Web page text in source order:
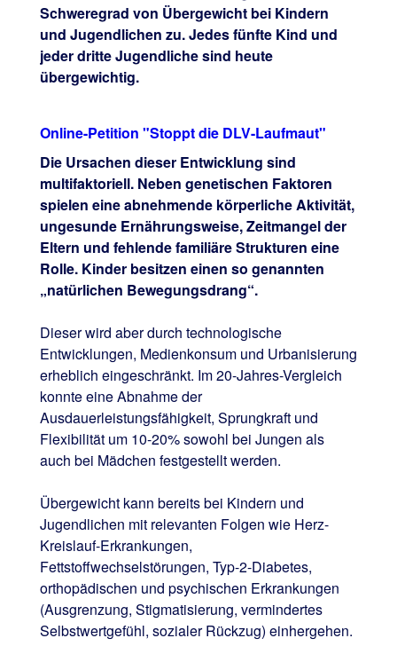
Schweregrad von Übergewicht bei Kindern
und Jugendlichen zu. Jedes fünfte Kind und
jeder dritte Jugendliche sind heute
übergewichtig.
Online-Petition "Stoppt die DLV-Laufmaut"
Die Ursachen dieser Entwicklung sind
multifaktoriell. Neben genetischen Faktoren
spielen eine abnehmende körperliche Aktivität,
ungesunde Ernährungsweise, Zeitmangel der
Eltern und fehlende familiäre Strukturen eine
Rolle. Kinder besitzen einen so genannten
„natürlichen Bewegungsdrang“.
Dieser wird aber durch technologische
Entwicklungen, Medienkonsum und Urbanisierung
erheblich eingeschränkt. Im 20-Jahres-Vergleich
konnte eine Abnahme der
Ausdauerleistungsfähigkeit, Sprungkraft und
Flexibilität um 10-20% sowohl bei Jungen als
auch bei Mädchen festgestellt werden.
Übergewicht kann bereits bei Kindern und
Jugendlichen mit relevanten Folgen wie Herz-
Kreislauf-Erkrankungen,
Fettstoffwechselstörungen, Typ-2-Diabetes,
orthopädischen und psychischen Erkrankungen
(Ausgrenzung, Stigmatisierung, vermindertes
Selbstwertgefühl, sozialer Rückzug) einhergehen.